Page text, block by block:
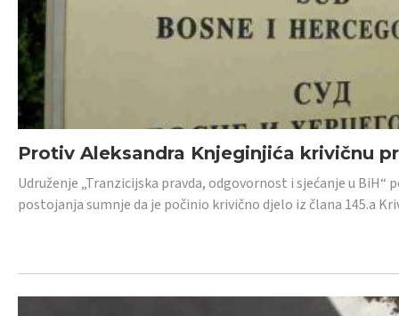
Protiv Aleksandra Knjeginjića krivičnu
Udruženje „Tranzicijska pravda, odgovornost i sjećanje u
postojanja sumnje da je počinio krivično djelo iz člana 145.a